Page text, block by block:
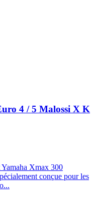
4 / 5 Malossi X K
Xmax 300
conçue pour les